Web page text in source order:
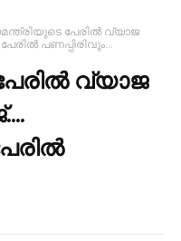
പേരിൽ വ്യാജ
പണപ്പിരിവും…
വ്യാജ